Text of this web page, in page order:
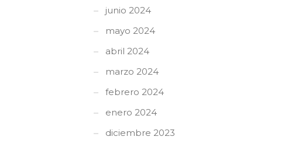
junio 2024
mayo 2024
abril 2024
marzo 2024
febrero 2024
enero 2024
diciembre 2023